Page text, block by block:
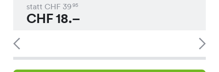
statt CHF 3995
CHF18.–